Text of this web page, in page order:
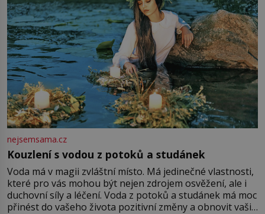
nejsemsama.cz
Kouzlení s vodou z potoků a studánek
Voda má v magii zvláštní místo. Má jedinečné vlastnosti,
které pro vás mohou být nejen zdrojem osvěžení, ale i
duchovní síly a léčení. Voda z potoků a studánek má moc
přinést do vašeho života pozitivní změny a obnovit vaši